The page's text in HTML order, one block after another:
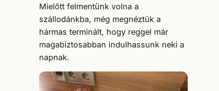
Mielőtt felmentünk volna a
szállodánkba, még megnéztük a
hármas terminált, hogy reggel már
magabiztosabban indulhassunk neki a
napnak.